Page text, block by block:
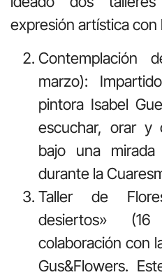
expresión artística con
Contemplación
marzo):
pintora Isabel
escuchar, orar y
bajo una
durante la
Taller de
desiertos»
colaboración con
Gus&Flowers.